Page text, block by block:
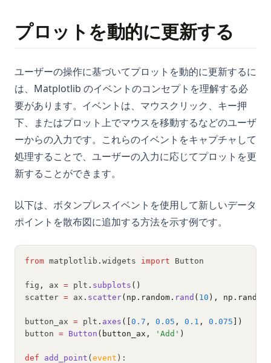
プロットを動的に更新する
ユーザーの操作に基づいてプロットを動的に更新するに
は、Matplotlib のイベントのコンセプトを理解する必
要があります。イベントは、マウスクリック、キー押
下、またはプロット上でマウスを移動するなどのユーザ
ーからの入力です。これらのイベントをキャプチャして
処理することで、ユーザーの入力に応じてプロットを更
新することができます。
以下は、ボタンプレスイベントを使用して新しいデータ
ポイントを散布図に追加する方法を示す例です。
from matplotlib . widgets import Button
fig , ax = plt . subplots ()
scatter = ax . scatter(np.random. rand ( 10 ), np.random.
button_ax = plt . axes ([ 0.7 , 0.05 , 0.1 , 0.075 ])
button = Button (button_ax, 'Add' )
def add_point ( event ):